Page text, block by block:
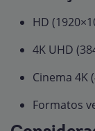
HD
4K UHD
Cinema 4K
Formatos